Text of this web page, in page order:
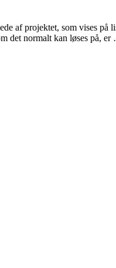
af projektet, som vises
det normalt kan løses på,